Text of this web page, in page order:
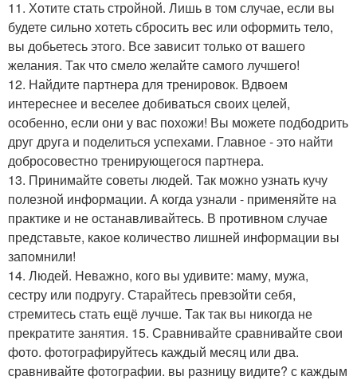
11. Хотите стать стройной. Лишь в том случае, если вы
будете сильно хотеть сбросить вес или оформить тело,
вы добьетесь этого. Все зависит только от вашего
желания. Так что смело желайте самого лучшего!
12. Найдите партнера для тренировок. Вдвоем
интереснее и веселее добиваться своих целей,
особенно, если они у вас похожи! Вы можете подбодрить
друг друга и поделиться успехами. Главное - это найти
добросовестно тренирующегося партнера.
13. Принимайте советы людей. Так можно узнать кучу
полезной информации. А когда узнали - применяйте на
практике и не останавливайтесь. В противном случае
представьте, какое количество лишней информации вы
запомнили!
14. Людей. Неважно, кого вы удивите: маму, мужа,
сестру или подругу. Старайтесь превзойти себя,
стремитесь стать ещё лучше. Так так вы никогда не
прекратите занятия. 15. Сравнивайте сравнивайте свои
фото. фотографируйтесь каждый месяц или два.
сравнивайте фотографии. вы разницу видите? с каждым